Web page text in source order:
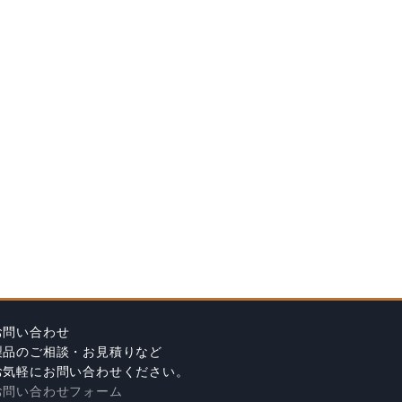
問い合わせ
品のご相談・お見積りなど
気軽にお問い合わせください。
問い合わせフォーム